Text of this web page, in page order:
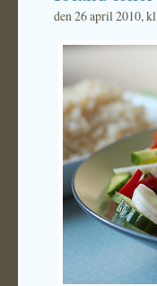
den 26 april 2010,